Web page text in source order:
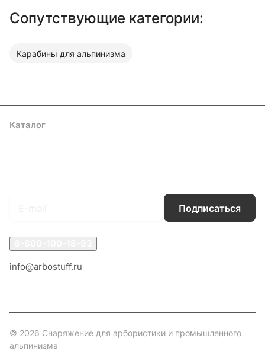
Сопутствующие категории:
Карабины для альпинизма
Каталог
Подписаться
info@arbostuff.ru
© 2026 Снаряжение для арбористики и промышленного
альпинизма